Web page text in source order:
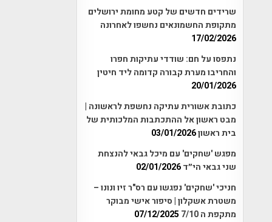
שרידים חדשים של קטע מחומת ירושלים
מתקופת החשמונאים נחשפו לאחרונה
17/02/2026
נתפסו על חם: שודדי עתיקות חפרו
והחריבו מערת קבורה קדומה ליד חיטין
20/01/2026
כתובת אשורית עתיקה נחשפת לראשונה |
מבט ראשון אל ההתכתבות המלכותית של
בית ראשון03/01/2026
מפגש 'שחקים' עם מיכל גבאי להנצחת
שני גבאי הי״ד02/01/2026
חניכי 'שחקים' נפגשו עם רס"ר זיו ונונו –
משטרת אשקלון | סיפור אישי מבוקר
מתקפת ה 7/10
07/12/2025